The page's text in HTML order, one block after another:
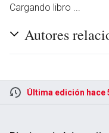
Cargando libro ...
Autores
Última edición hace